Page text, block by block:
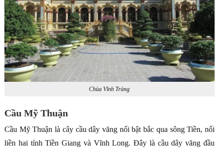
Chùa Vĩnh Tràng
Cầu Mỹ Thuận
Cầu Mỹ Thuận là cây cầu dây văng nổi bật bắc qua sông Tiền, nối
liền hai tỉnh Tiền Giang và Vĩnh Long. Đây là cầu dây văng đầu